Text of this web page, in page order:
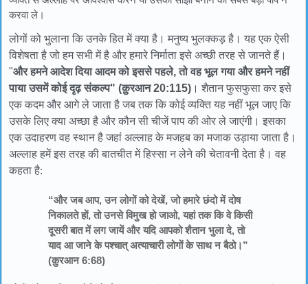
करवा ले।
लोगों को भुलाना कि उनके हित में क्या है। मनुष्य भुलक्कड़ है। यह एक ऐसी
विशेषता है जो हम सभी में है और हमारे निर्माता इसे अच्छी तरह से जानते हैं।
"और हमने आदेश दिया आदम को इससे पहले, तो वह भूल गया और हमने नहीं
पाया उसमें कोई दृढ़ संकल्प" (क़ुरआन 20:115) । शैतान फुसफुसा कर इसे
एक कदम और आगे ले जाता है जब तक कि कोई व्यक्ति यह नहीं भूल जाए कि
उसके लिए क्या अच्छा है और कौन सी चीजें पाप की ओर ले जाएंगी। इसका
एक उदाहरण वह स्थान है जहां अल्लाह के मजहब का मजाक उड़ाया जाता है।
अल्लाह हमें इस तरह की बातचीत में हिस्सा न लेने की चेतावनी देता है। वह
कहता है:
“और जब आप, उन लोगों को देखें, जो हमारे छंदो में दोष
निकालते हों, तो उनसे विमुख हो जाओ, यहां तक कि वे किसी
दूसरी बात में लग जायें और यदि आपको शैतान भुला दे, तो
याद आ जाने के पश्चात् अत्याचारी लोगों के साथ न बैठो।”
(क़ुरआन 6:68)